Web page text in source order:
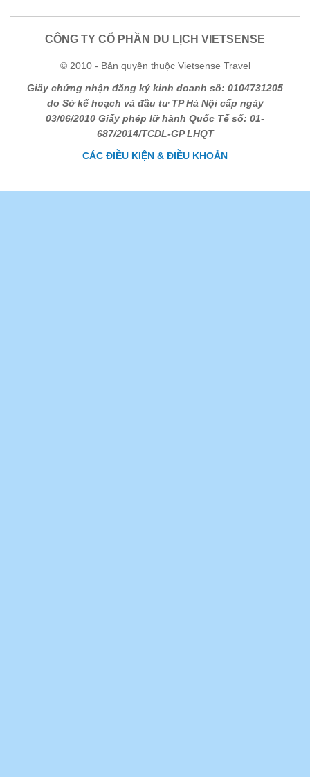
CÔNG TY CỔ PHẦN DU LỊCH VIETSENSE
© 2010 - Bản quyền thuộc Vietsense Travel
Giấy chứng nhận đăng ký kinh doanh số: 0104731205
do Sở kế hoạch và đầu tư TP Hà Nội cấp ngày
03/06/2010 Giấy phép lữ hành Quốc Tế số: 01-
687/2014/TCDL-GP LHQT
CÁC ĐIỀU KIỆN & ĐIỀU KHOẢN